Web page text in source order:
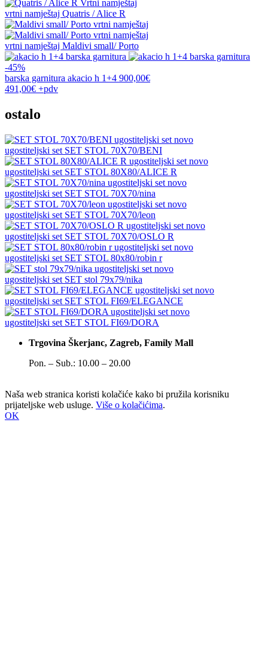
vrtni namještaj Quatris / Alice R
vrtni namještaj Maldivi small/ Porto
-45%
barska garnitura akacio h 1+4 900,00€
491,00€ +pdv
ostalo
novo
ugostiteljski set SET STOL 70X70/BENI
novo
ugostiteljski set SET STOL 80X80/ALICE R
novo
ugostiteljski set SET STOL 70X70/nina
novo
ugostiteljski set SET STOL 70X70/leon
novo
ugostiteljski set SET STOL 70X70/OSLO R
novo
ugostiteljski set SET STOL 80x80/robin r
novo
ugostiteljski set SET stol 79x79/nika
novo
ugostiteljski set SET STOL FI69/ELEGANCE
novo
ugostiteljski set SET STOL FI69/DORA
Trgovina Škerjanc, Zagreb, Family Mall
Pon. – Sub.: 10.00 – 20.00
Naša web stranica koristi kolačiće kako bi pružila korisniku
prijateljske web usluge. Više o kolačićima.
OK